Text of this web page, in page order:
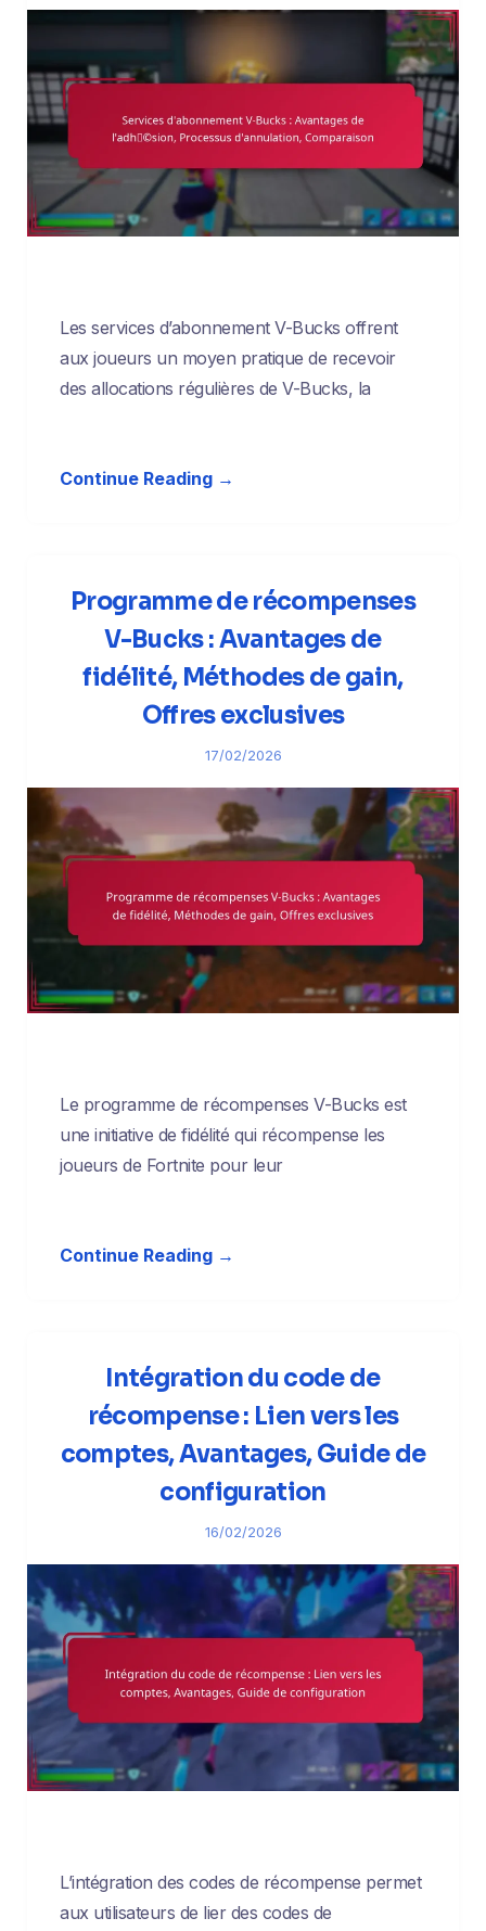
Les services d’abonnement V-Bucks offrent
aux joueurs un moyen pratique de recevoir
des allocations régulières de V-Bucks, la
Continue Reading →
Programme de récompenses
V-Bucks : Avantages de
fidélité, Méthodes de gain,
Offres exclusives
17/02/2026
Le programme de récompenses V-Bucks est
une initiative de fidélité qui récompense les
joueurs de Fortnite pour leur
Continue Reading →
Intégration du code de
récompense : Lien vers les
comptes, Avantages, Guide de
configuration
16/02/2026
L’intégration des codes de récompense permet
aux utilisateurs de lier des codes de